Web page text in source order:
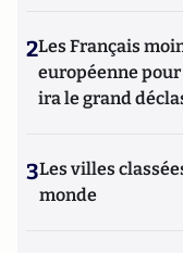
2Les Français
européenne
ira le grand
3Les villes
monde